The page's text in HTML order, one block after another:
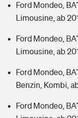
Ford Mondeo,
Limousine, ab
Ford Mondeo,
Limousine, ab
Ford Mondeo,
Benzin, Kombi,
Ford Mondeo,